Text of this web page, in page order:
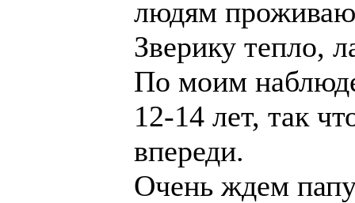
людям
Зверику тепло,
По моим
12-14 лет, так
впереди.
Очень ждем